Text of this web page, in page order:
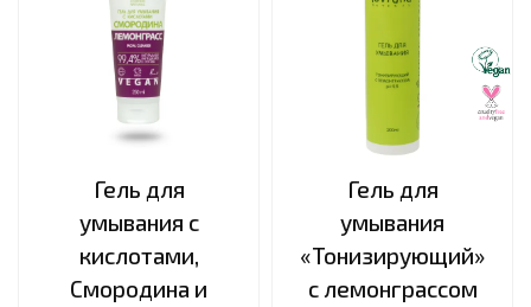
Гель для
умывания с
кислотами,
Смородина и
Гель для
умывания
«Тонизирующий»
с лемонграссом